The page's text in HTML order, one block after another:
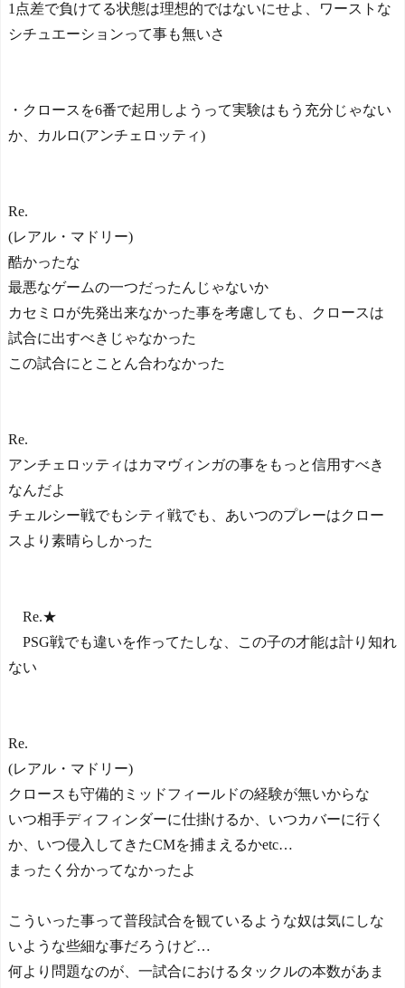
1点差で負けてる状態は理想的ではないにせよ、ワーストな
シチュエーションって事も無いさ
・クロースを6番で起用しようって実験はもう充分じゃない
か、カルロ(アンチェロッティ)
Re.
(レアル・マドリー)
酷かったな
最悪なゲームの一つだったんじゃないか
カセミロが先発出来なかった事を考慮しても、クロースは
試合に出すべきじゃなかった
この試合にとことん合わなかった
Re.
アンチェロッティはカマヴィンガの事をもっと信用すべき
なんだよ
チェルシー戦でもシティ戦でも、あいつのプレーはクロー
スより素晴らしかった
Re.★
PSG戦でも違いを作ってたしな、この子の才能は計り知れ
ない
Re.
(レアル・マドリー)
クロースも守備的ミッドフィールドの経験が無いからな
いつ相手ディフィンダーに仕掛けるか、いつカバーに行く
か、いつ侵入してきたCMを捕まえるかetc…
まったく分かってなかったよ
こういった事って普段試合を観ているような奴は気にしな
いような些細な事だろうけど…
何より問題なのが、一試合におけるタックルの本数があま